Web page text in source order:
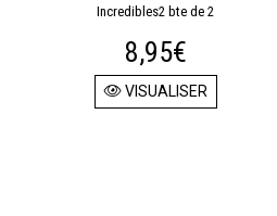
Incredibles2 bte de 2
8,95€
VISUALISER